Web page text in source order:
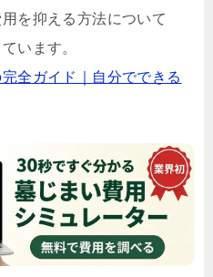
を抑える方法について
います。
全ガイド｜自分でできる